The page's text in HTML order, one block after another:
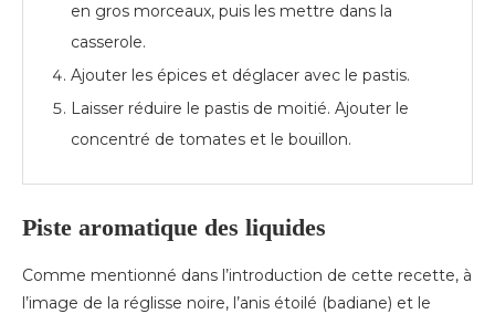
en gros morceaux, puis les mettre dans la
casserole.
Ajouter les épices et déglacer avec le pastis.
Laisser réduire le pastis de moitié. Ajouter le
concentré de tomates et le bouillon.
Piste aromatique des liquides
Comme mentionné dans l’introduction de cette recette, à
l’image de la réglisse noire, l’anis étoilé (badiane) et le